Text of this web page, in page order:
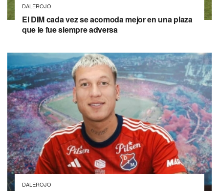
DALEROJO
El DIM cada vez se acomoda mejor en una plaza
que le fue siempre adversa
DALEROJO